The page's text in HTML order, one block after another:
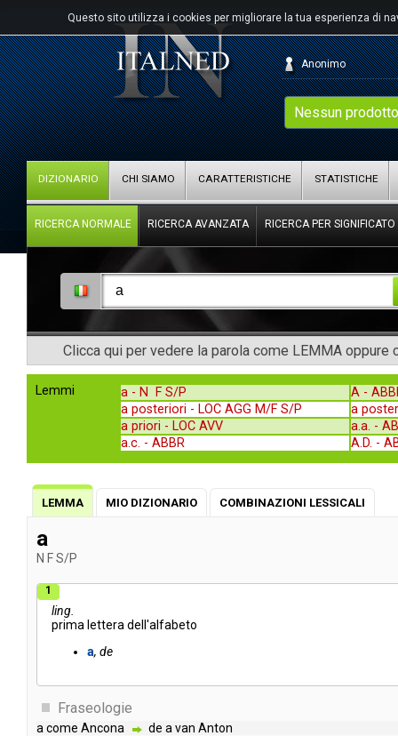
Questo sito utilizza i cookies per migliorare la tua esperienza di
Nessun
Anonimo
DIZIONARIO CHI SIAMO CARATTERISTICHE STATISTICHE
RICERCA NORMALE RICERCA AVANZATA RICERCA PER SIGNIFICATO
Clicca qui per vedere la parola come LEMMA oppure
Lemmi a - N F S/P A -
a posteriori - LOC AGG M/F S/P
a
a priori - LOC AVV a.a. -
a.c. - ABBR A.D. -
LEMMA MIO DIZIONARIO COMBINAZIONI LESSICALI
a
N FS/P
1
ling.
prima lettera dell'alfabeto
a de
Fraseologie
a come Ancona de a van Anton